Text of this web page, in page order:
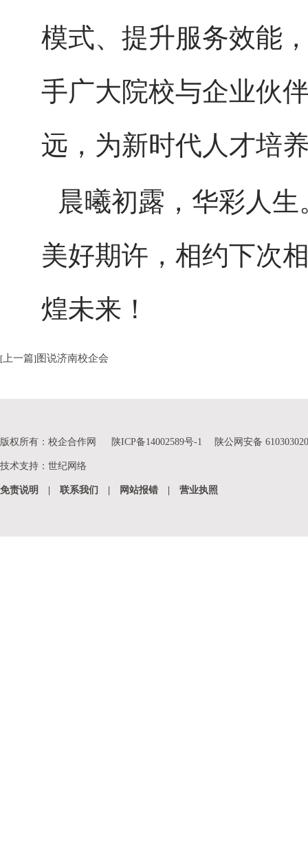
模式、提升服务效能
手广大院校与企业伙
远，为新时代人才培
晨曦初露，华彩人
美好期许，相约下次
煌未来！
[ 上一篇] 图说济南校企会
版权所有：校企合作网 陕ICP备14002589号-1 陕公网安备
技术支持 ： 世纪网络
免责说明 联系我们 网站报错 营业执照